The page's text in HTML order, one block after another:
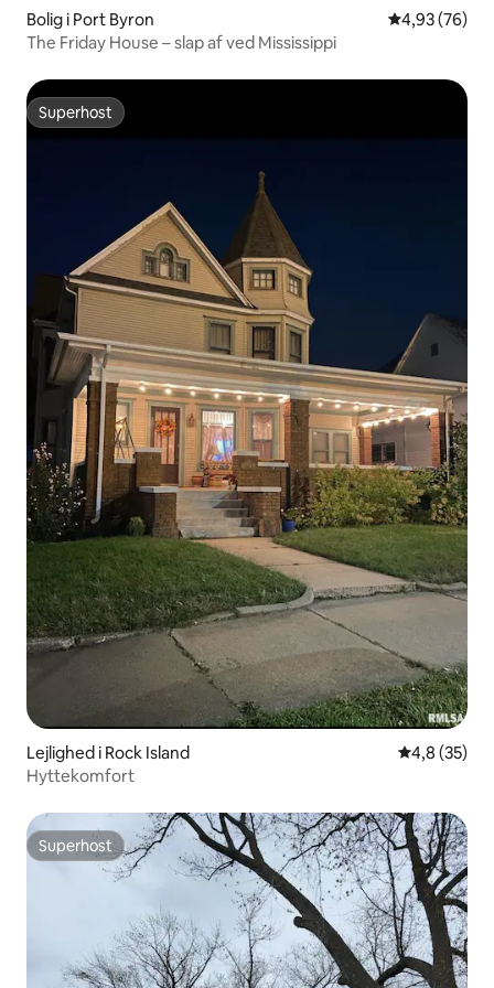
Bolig i Port Byron 4,93 ud af 5 i
4,93 (76)
The Friday House – slap af ved Mississippi
Superhost
Superhost
Lejlighed i Rock Island 4,8 ud af 5 i
4,8 (35)
Hyttekomfort
Superhost
Superhost